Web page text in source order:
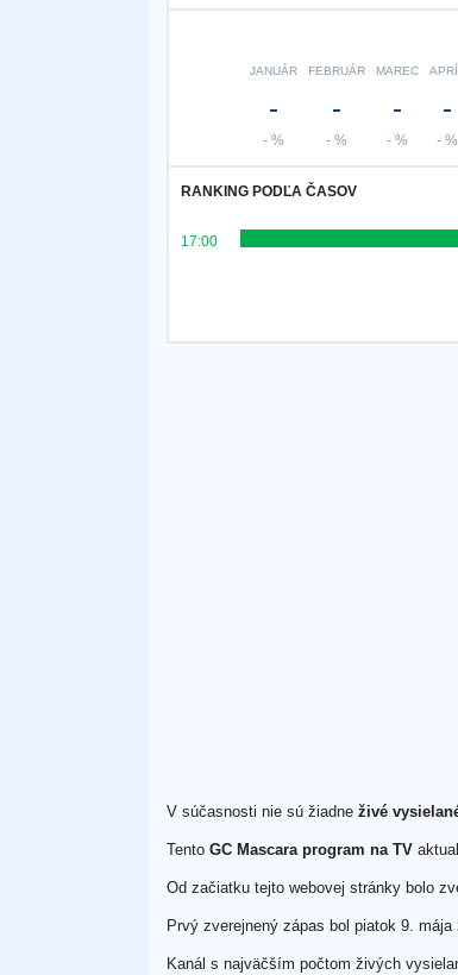
JANUÁR
-
- %
FEBRUÁR
-
- %
MAREC
-
- %
-
- %
RANKING PODĽA ČASOV
17:00
V súčasnosti nie sú žiadne živé
Tento GC Mascara program na TV
Od začiatku tejto webovej stránky bolo
Prvý zverejnený zápas bol piatok 9.
Kanál s najväčším počtom živých